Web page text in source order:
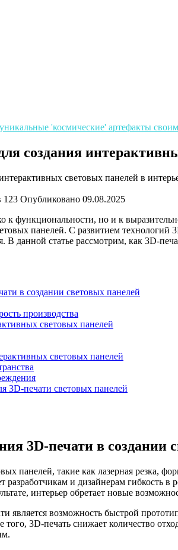
'космические' артефакты
создания
123 Опубликовано 09.08.2025
к функциональности, но и к
панелей. С развитием
данной статье рассмотрим, как 3D-
в создании световых панелей
производства
световых панелей
световых панелей
3D-печати световых панелей
3D-печати в создании
панелей, такие как лазерная резка,
разработчикам и дизайнерам гибкость
интерьер обретает новые
возможность быстрой
3D-печать снижает количество